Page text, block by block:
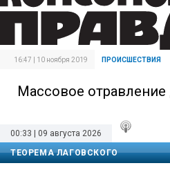
16:47 | 10 ноября 2019 ПРОИСШЕСТВИЯ
Массовое отравление
00:33 | 09 августа 2026
ТЕОРЕМА ЛАГОВСКОГО